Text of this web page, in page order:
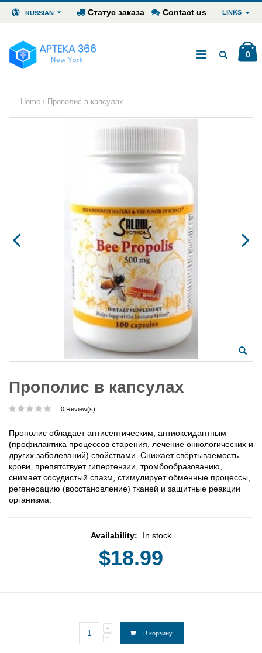
RUSSIAN Статус заказа Contact us LINKS
0
Home / Прополис в капсулах
Прополис в капсулах
0 Review(s)
Прополис обладает антисептическим, антиоксидантным
(профилактика процессов старения, лечение онкологических и
других заболеваний) свойствами. Снижает свёртываемость
крови, препятствует гипертензии, тромбообразованию,
снимает сосудистый спазм, стимулирует обменные процессы,
регенерацию (восстановление) тканей и защитные реакции
организма.
Availability: In stock
$18.99
В корзину